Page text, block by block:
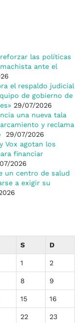
las políticas
ante el
el respaldo judicial
de gobierno de
29/07/2026
una nueva tala
y reclama
29/07/2026
Vox agotan los
financiar
2026
un centro de salud
a exigir su
S D
1 2
8 9
15 16
22 23